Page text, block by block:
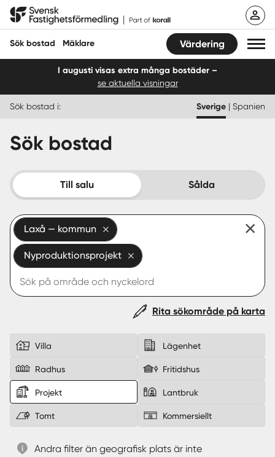
Hoppa
Svensk Fastighetsförmedling
Sök bostad Mäklare Värdering
Sälja
Köpa
Start
Logga in
I augusti visas extra många bostäder –
se aktuella visningar
Sök bostad i: Sverige | Spanien
Sök bostad
Till salu Sålda
Laxå — kommun
Nyproduktionsprojekt
Rita sökområde på karta
Villa Lägenhet
Radhus Fritidshus
Projekt Lantbruk
Tomt Kommersiellt
Andra filter än geografisk plats är inte